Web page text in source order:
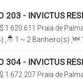
203 - INVICTUS
PARA MORAR
1.620.611 Praia de
Brasil
1 ~ 2 Banheiro(s) 1
304 - INVICTUS
1.672.207 Praia de